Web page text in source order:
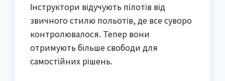
Інструктори відучують пілотів від
звичного стилю польотів, де все суворо
контролювалося. Тепер вони
отримують більше свободи для
самостійних рішень.